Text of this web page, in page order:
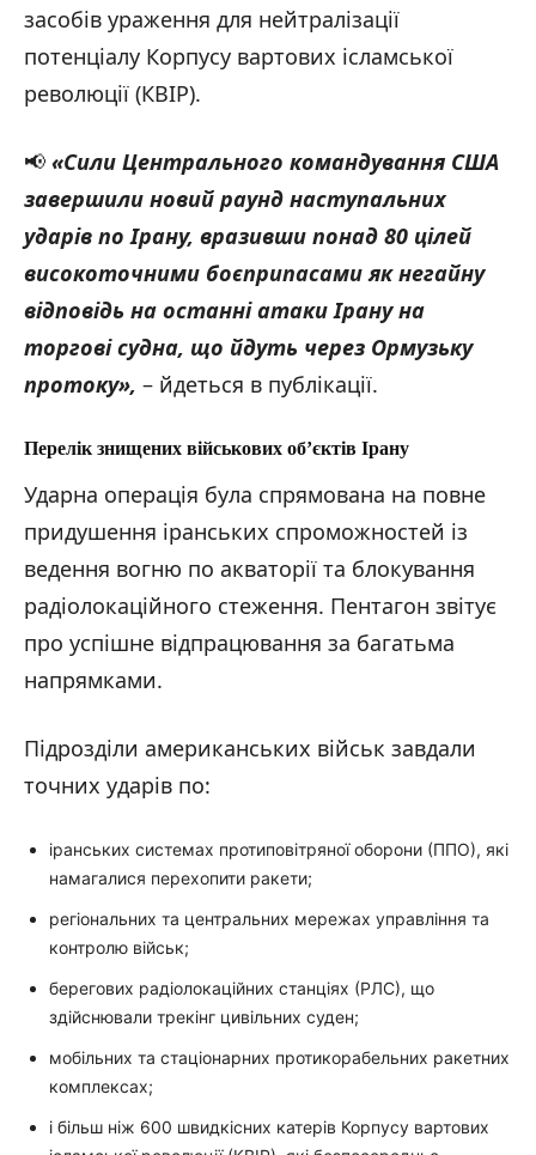
засобів ураження для нейтралізації
потенціалу Корпусу вартових ісламської
революції (КВІР).
📢 «Сили Центрального командування США
завершили новий раунд наступальних
ударів по Ірану, вразивши понад 80 цілей
високоточними боєприпасами як негайну
відповідь на останні атаки Ірану на
торгові судна, що йдуть через Ормузьку
протоку», – йдеться в публікації.
Перелік знищених військових об’єктів Ірану
Ударна операція була спрямована на повне
придушення іранських спроможностей із
ведення вогню по акваторії та блокування
радіолокаційного стеження. Пентагон звітує
про успішне відпрацювання за багатьма
напрямками.
Підрозділи американських військ завдали
точних ударів по:
іранських системах протиповітряної оборони (ППО), які
намагалися перехопити ракети;
регіональних та центральних мережах управління та
контролю військ;
берегових радіолокаційних станціях (РЛС), що
здійснювали трекінг цивільних суден;
мобільних та стаціонарних протикорабельних ракетних
комплексах;
і більш ніж 600 швидкісних катерів Корпусу вартових